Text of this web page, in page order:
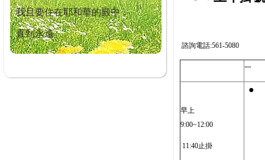
我且要住在耶和華的殿中，
直到永遠。
諮詢電話:561-5080
一
早上
9:00~12:00
11:40止掛
●